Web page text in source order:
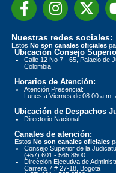
Nuestras redes sociales:
Estos No son canales oficiales
Ubicación Consejo
Calle 12 No 7 - 65, Palacio de
Colombia
Horarios de Atención:
Atención Presencial:
Lunes a Viernes de 08:00 a.m.
Ubicación de Despachos
Directorio Nacional
Canales de atención:
Estos No son canales oficiales
Consejo Superior de la
(+57) 601 - 565 8500
Dirección Ejecutiva de
Carrera 7 # 27-18, Bogotá